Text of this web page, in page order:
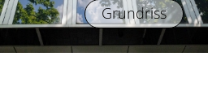
Grundriss